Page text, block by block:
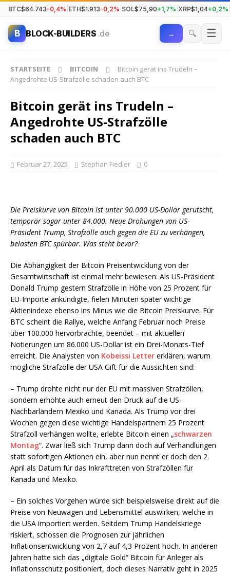
BTC$64.743-0,4% ETH$1.913-0,2% SOL$75,90+1,7% XRP$1,04+0,2%
B BLOCK-BUILDERS .de → 🔍 ☰
STARTSEITE BITCOIN
Bitcoin gerät ins Trudeln –
Angedrohte US-Strafzölle schaden auch BTC
Bitcoin gerät ins Trudeln –
Angedrohte US-Strafzölle
schaden auch BTC
Februar 27, 2025 Stephan Fiedler 0
Die Preiskurve von Bitcoin ist unter 90.000 US-Dollar gerutscht,
temporär sogar unter 84.000. Neue Drohungen von US-
Präsident Trump, Strafzölle auch gegen die EU zu verhängen,
belasten BTC spürbar. Was steht bevor?
Die Abhängigkeit der Bitcoin Preisentwicklung von der
Gesamtwirtschaft ist einmal mehr bewiesen: Als US-Präsident
Donald Trump gestern Strafzölle in Höhe von 25 Prozent für
EU-Importe ankündigte, fielen Minuten später wichtige
Aktienindexe ebenso ins Minus wie die Bitcoin Preiskurve. Für
BTC scheint die Rallye, welche Anfang Februar noch Preise
über 100.000 hervorbrachte, beendet – mit aktuellen
Notierungen um 86.000 US-Dollar ist ein Drei-Monats-Tief
erreicht. Die Analysten von Kobeissi Letter erklären, warum
mögliche Strafzölle der USA Gift für die Aussichten sind:
– Trump drohte nicht nur der EU mit massiven Strafzöllen,
sondern erhöhte auch erneut den Druck auf die US-
Nachbarländern Mexiko und Kanada. Als Trump vor drei
Wochen gegen diese wichtige Handelspartnern 25 Prozent
Strafzoll verhängen wollte, erlebte Bitcoin einen „schwarzen
Montag“. Zwar ließ sich Trump dann doch auf Verhandlungen
statt sofortigen Aktionen ein, aber nun nennt er doch den 2.
April als Datum für das Inkrafttreten von Strafzöllen für
Kanada und Mexiko.
– Ein solches Vorgehen würde sich beispielsweise direkt auf die
Preise von Neuwagen und Lebensmittel auswirken, welche in
die USA importiert werden. Seitdem Trump Handelskriege
riskiert, schossen die Prognosen zur jährlichen
Inflationsentwicklung von 2,7 auf 4,3 Prozent hoch. In anderen
Jahren hatte sich das „digitale Gold“ Bitcoin für Anleger als
Inflationsschutz positioniert, doch dieses Narrativ geht in 2025